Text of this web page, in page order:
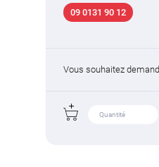
09 0131 90 12
Vous souhaitez